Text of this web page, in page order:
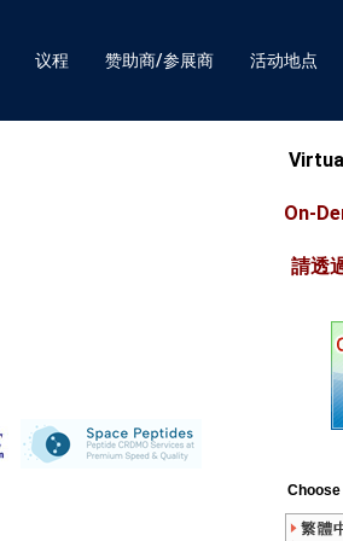
议程 赞助商/参展商 活动地点
On-
請透